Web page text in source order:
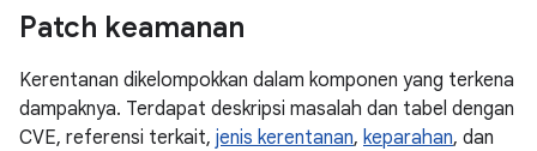
Patch keamanan
Kerentanan dikelompokkan dalam komponen yang terkena
dampaknya. Terdapat deskripsi masalah dan tabel dengan
CVE, referensi terkait, jenis kerentanan, keparahan, dan